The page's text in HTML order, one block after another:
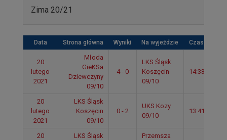
Zima 20/21
Data Strona główna Wyniki Na wyjeździe Czas
20
lutego
2021
Młoda
GieKSa
Dziewczyny
09/10
4 - 0
LKS Śląsk
Koszęcin
09/10
14:33
20
lutego
2021
LKS Śląsk
Koszęcin
09/10
0 - 2
UKS Kozy
09/10
13:41
20
LKS Śląsk
Przemsza